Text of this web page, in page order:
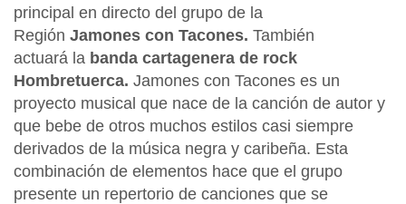
principal en directo del grupo de la
Región Jamones con Tacones. También
actuará la banda cartagenera de rock
Hombretuerca. Jamones con Tacones es un
proyecto musical que nace de la canción de autor y
que bebe de otros muchos estilos casi siempre
derivados de la música negra y caribeña. Esta
combinación de elementos hace que el grupo
presente un repertorio de canciones que se